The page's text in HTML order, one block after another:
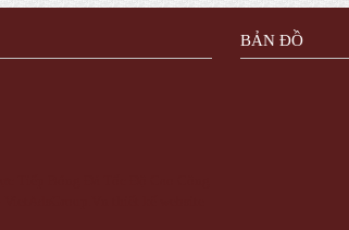
BẢN ĐỒ